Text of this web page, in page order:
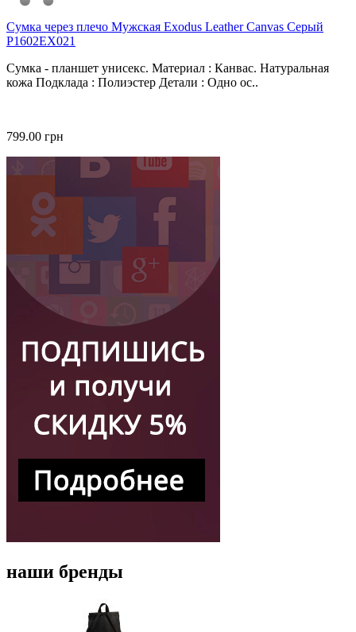
Сумка через плечо Мужская Exodus Leather Canvas Серый
P1602EX021
Сумка - планшет унисекс. Материал : Канвас. Натуральная
кожа Подклада : Полиэстер Детали : Одно ос..
799.00 грн
наши бренды